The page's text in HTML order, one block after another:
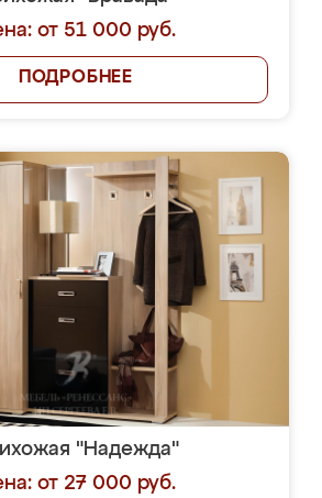
от 51 000 руб.
ПОДРОБНЕЕ
"Надежда"
от 27 000 руб.